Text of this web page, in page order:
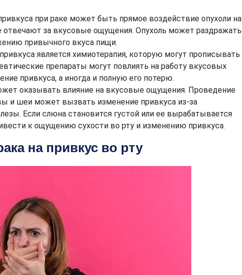
при раке может быть прямое воздействие опухоли на
отвечают за вкусовые ощущения. Опухоль может раздражать
привычного вкуса пищи.
является химиотерапия, которую могут прописывать
препараты могут повлиять на работу вкусовых
привкуса, а иногда и полную его потерю.
оказывать влияние на вкусовые ощущения. Проведение
и шеи может вызвать изменение привкуса из-за
Если слюна становится густой или ее вырабатывается
к ощущению сухости во рту и изменению привкуса.
на привкус во рту